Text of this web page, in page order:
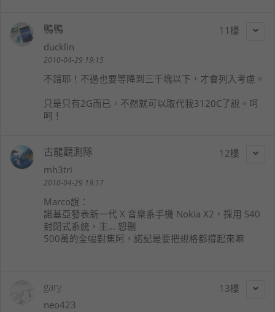
11
鴨鴨
ducklin
2010-04-29 19:15
不錯耶！不過也要等降到三千塊以下，才會列入考慮。
只是只有2G而已，不然就可以取代我3120C了說。呵
呵！
12
古龍觀測隊
mh3tri
2010-04-29 19:17
Marco說：
諾基亞發表新一代 X 音樂系手機 Nokia X2，採用 S40
封閉式系統，主... 恕刪
500萬的全幅對焦阿，諾記是要把規格都撐起來嘛
13
gary
neo423